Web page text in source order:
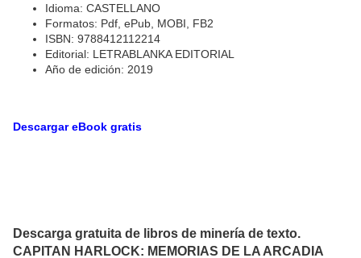
Idioma: CASTELLANO
Formatos: Pdf, ePub, MOBI, FB2
ISBN: 9788412112214
Editorial: LETRABLANKA EDITORIAL
Año de edición: 2019
Descargar eBook gratis
Descarga gratuita de libros de minería de texto.
CAPITAN HARLOCK: MEMORIAS DE LA ARCADIA